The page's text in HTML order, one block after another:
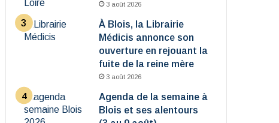
3 août 2026
À Blois, la Librairie
Médicis annonce son
ouverture en rejouant la
fuite de la reine mère
3 août 2026
Agenda de la semaine à
Blois et ses alentours